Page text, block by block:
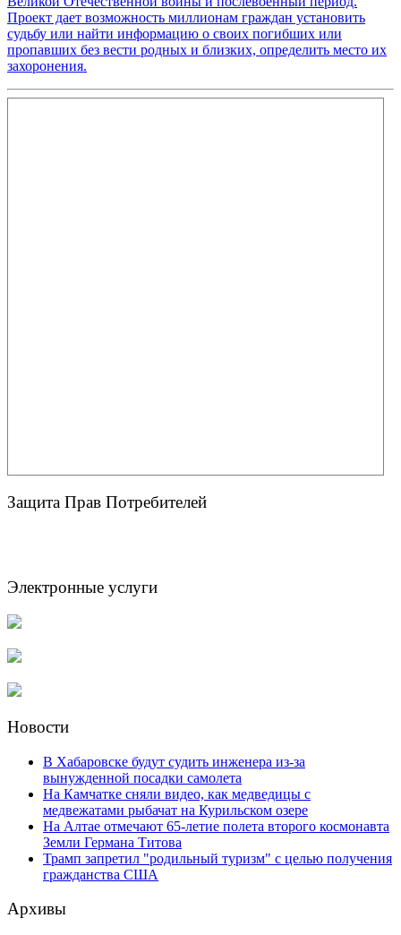
Защита Прав Потребителей
Электронные услуги
Новости
В Хабаровске будут судить инженера из-за
вынужденной посадки самолета
На Камчатке сняли видео, как медведицы с
медвежатами рыбачат на Курильском озере
На Алтае отмечают 65-летие полета второго космонавта
Земли Германа Титова
Трамп запретил "родильный туризм" с целью получения
гражданства США
Архивы